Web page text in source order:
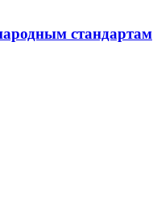
стандартам